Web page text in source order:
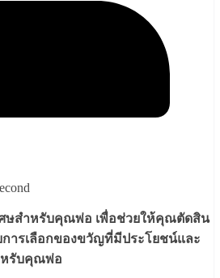
ษสำหรับคุณพ่อ เพื่อช่วยให้คุณตัดสิน
ารเลือกของขวัญที่มีประโยชน์และ
หรับคุณพ่อ